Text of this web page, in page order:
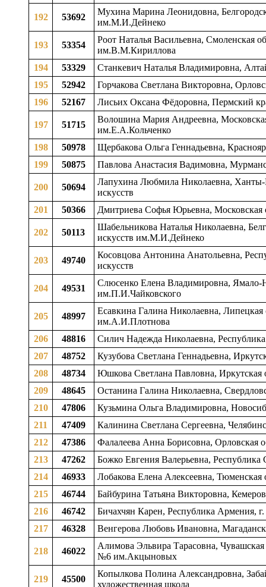
192 53692
Мухина Марина Леонидовна,
им.М.И.Дейнеко
193 53354
Роот Наталья Васильевна, Смоленская
им.В.М.Кириллова
194
53329
Станкевич Наталья Владимировна,
195
52942
Горчакова Светлана Викторовна,
196
52167 Лисьих Оксана Фёдоровна, Пермский
197 51715
Волошина Мария Андреевна,
им.Е.А.Кольченко
198
50978
Щербакова Ольга Геннадьевна,
199
50875 Павлова Анастасия Вадимовна,
200 50694
Лапухина Любмила Николаевна,
искусств
201
50366 Дмитриева Софья Юрьевна, Московская
202 50113
Шабельникова Наталья Николаевна,
искусств им.М.И.Дейнеко
203 49740
Косовцова Антонина Анатольевна,
искусств
204 49531
Слюсенко Елена Владимировна, Ямало-
им.П.И.Чайковского
205 48997
Есавкина Галина Николаевна, Липецкая
им.А.И.Плотнова
206
48816
Силич Надежда Николаевна,
207
48752
Кузубова Светлана Геннадьевна,
208
48734
Юшкова Светлана Павловна, Иркутская
209
48645
Останина Галина Николаевна,
210
47806
Кузьмина Ольга Владимировна,
211
47409
Калинина Светлана Сергеевна,
212
47386
Фалалеева Анна Борисовна, Орловская
213
47262
Божко Евгения Валерьевна,
214
46933
Лобакова Елена Алексеевна, Тюменская
215
46744
Байбурина Татьяна Викторовна,
216
46742
Бичахчян Карен, Республика Армения,
217
46328 Венгерова Любовь Ивановна,
218 46022
Алимова Эльвира Тарасовна,
№6 им.Акцыновых
219 45500
Копылкова Полина Александровна,
художественная школа